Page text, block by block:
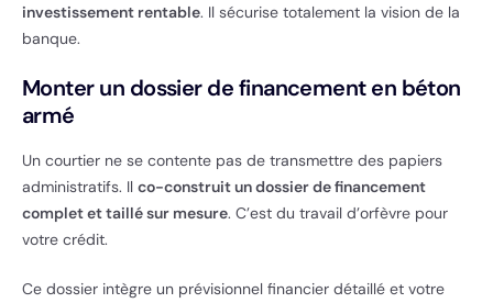
investissement rentable. Il sécurise totalement la vision de la
banque.
Monter un dossier de financement en béton
armé
Un courtier ne se contente pas de transmettre des papiers
administratifs. Il co-construit un dossier de financement
complet et taillé sur mesure. C’est du travail d’orfèvre pour
votre crédit.
Ce dossier intègre un prévisionnel financier détaillé et votre